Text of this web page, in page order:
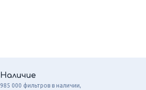
Наличие
985 000 фильтров в наличии,